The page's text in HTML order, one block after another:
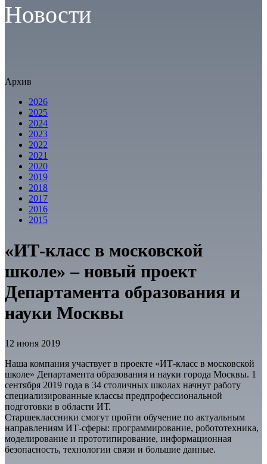
Новости
Архив
2026
2025
2024
2023
2022
2021
2020
2019
2018
2017
2016
2015
«ИТ-класс в московской
школе» – новый проект
Департамента образования и
науки Москвы
12 июня 2019
Наша компания участвует в проекте «ИТ-класс в московской
школе» Департамента образования и науки города Москвы. 1
сентября 2019 года в 34 столичных школах начнут работу
специализированные классы предпрофессиональной
подготовки в области ИТ.
Старшеклассники смогут пройти обучение по актуальным
направлениям ИТ-сферы: программирование, робототехника,
моделирование и прототипирование, информационная
безопасность, технологии связи и большие данные.